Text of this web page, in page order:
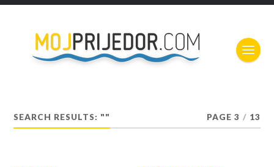
SEARCH RESULTS: "" PAGE 3 / 13